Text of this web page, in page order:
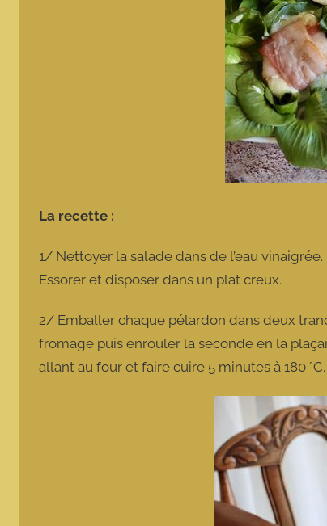
La recette :
1/ Nettoyer la salade dans de l’eau
Essorer et disposer dans un plat creux.
2/ Emballer chaque pélardon dans deux
fromage puis enrouler la seconde en la
allant au four et faire cuire 5 minutes à 180